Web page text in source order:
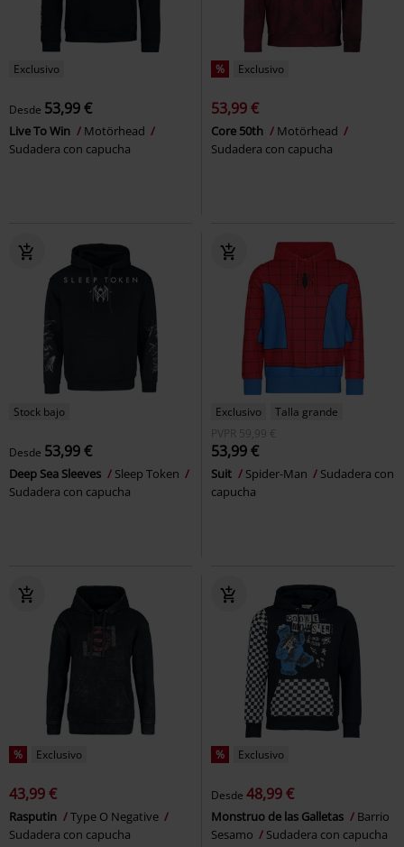
Exclusivo
Desde 53,99 €
Live To Win
Motörhead
Sudadera con capucha
% Exclusivo
53,99 €
Core 50th
Motörhead
Sudadera con capucha
Stock bajo
Desde 53,99 €
Deep Sea Sleeves
Sleep Token
Sudadera con capucha
Exclusivo
Talla grande
PVPR
59,99 €
53,99 €
Suit Spider-Man
Sudadera con
capucha
% Exclusivo
43,99 €
Rasputin
Type O Negative
Sudadera con capucha
% Exclusivo
Desde 48,99 €
Monstruo de las Galletas
Barrio
Sesamo
Sudadera con capucha